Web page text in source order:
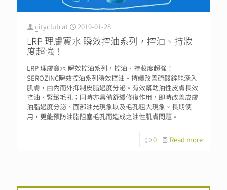
cityclub at 2019-01-28
LRP 理膚寶水 瞬效控油系列，控油、持妝
度超強！
LRP 理膚寶水 瞬效控油系列，控油、持妝度超強！
SEROZINC瞬效控油系列瞬效控油‧持續改善硫酸鋅能深入
肌膚，由內而外抑制皮脂過度分泌。有效幫助油性皮膚長效
控油、緊緻毛孔；同時亦具備舒緩修復作用，即時改善皮膚
油脂過度分泌、面部油光現象以及毛孔粗大現象。長期使
用，更能預防油脂阻塞毛孔而造成之油性肌膚問題。
0 Read more